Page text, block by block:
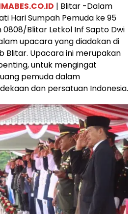
| Blitar -Dalam
Hari Sumpah Pemuda ke 95
0808/Blitar Letkol Inf Sapto Dwi
upacara yang diadakan di
Blitar. Upacara ini merupakan
untuk mengingat
pemuda dalam
dan persatuan Indonesia.